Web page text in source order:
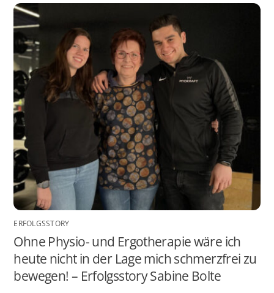
ERFOLGSSTORY
Ohne Physio- und Ergotherapie wäre ich
heute nicht in der Lage mich schmerzfrei zu
bewegen! – Erfolgsstory Sabine Bolte